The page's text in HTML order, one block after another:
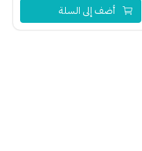
أضف إلى السلة